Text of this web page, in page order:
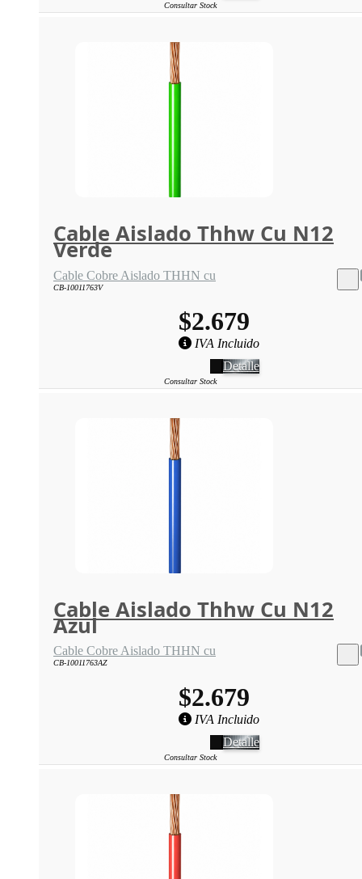
Consultar Stock
Cable Aislado Thhw Cu N12
Verde
Cable Cobre Aislado THHN cu
CB-10011763V
$2.679
IVA Incluido
Detalle
Consultar Stock
Cable Aislado Thhw Cu N12
Azul
Cable Cobre Aislado THHN cu
CB-10011763AZ
$2.679
IVA Incluido
Detalle
Consultar Stock